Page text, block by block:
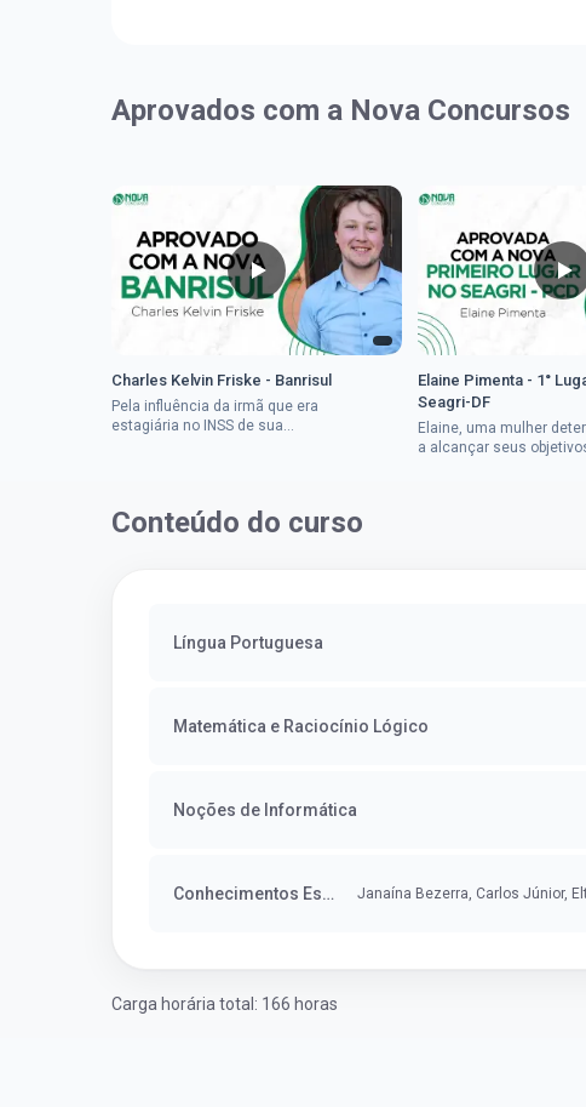
Aprovados com a Nova Concursos
Charles Kelvin Friske - Banrisul
Pela influência da irmã que era
estagiária no INSS de sua
Elaine Pimenta - 1°
Seagri-DF
Elaine, uma mulher
a alcançar seus
Conteúdo do curso
Língua Portuguesa
Matemática e Raciocínio Lógico
Noções de Informática
Conhecimentos Específicos Janaína Bezerra, Carlos Júnior,
Carga horária total: 166 horas